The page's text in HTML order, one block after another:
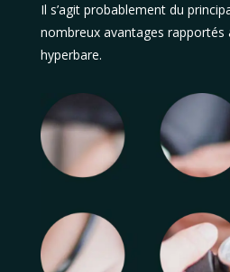
Il s’agit probablement du
nombreux avantages rapportés
hyperbare.